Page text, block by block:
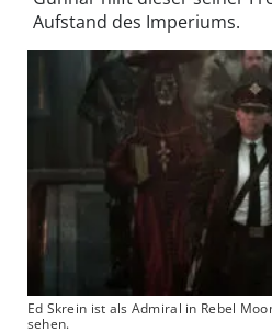
Aufstand des Imperiums.
Ed Skrein ist als Admiral in Rebel
sehen.